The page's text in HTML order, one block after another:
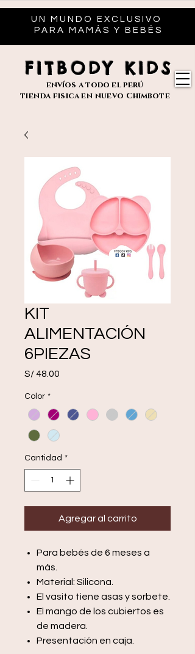
UN MUNDO EXCLUSIVO
PARA MAMÁS Y BEBÉS
FITBODY KIDS
envíos a todo el perú
tienda fisica en nuevo Chimbote
KIT
ALIMENTACIÓN
6PIEZAS
S/ 48.00
Color *
Cantidad *
Agregar al carrito
Para bebés de 6 meses a
más.
Material: Silicona.
El vasito tiene asas y sorbete.
El mango de los cubiertos es
de madera.
Presentación en caja.